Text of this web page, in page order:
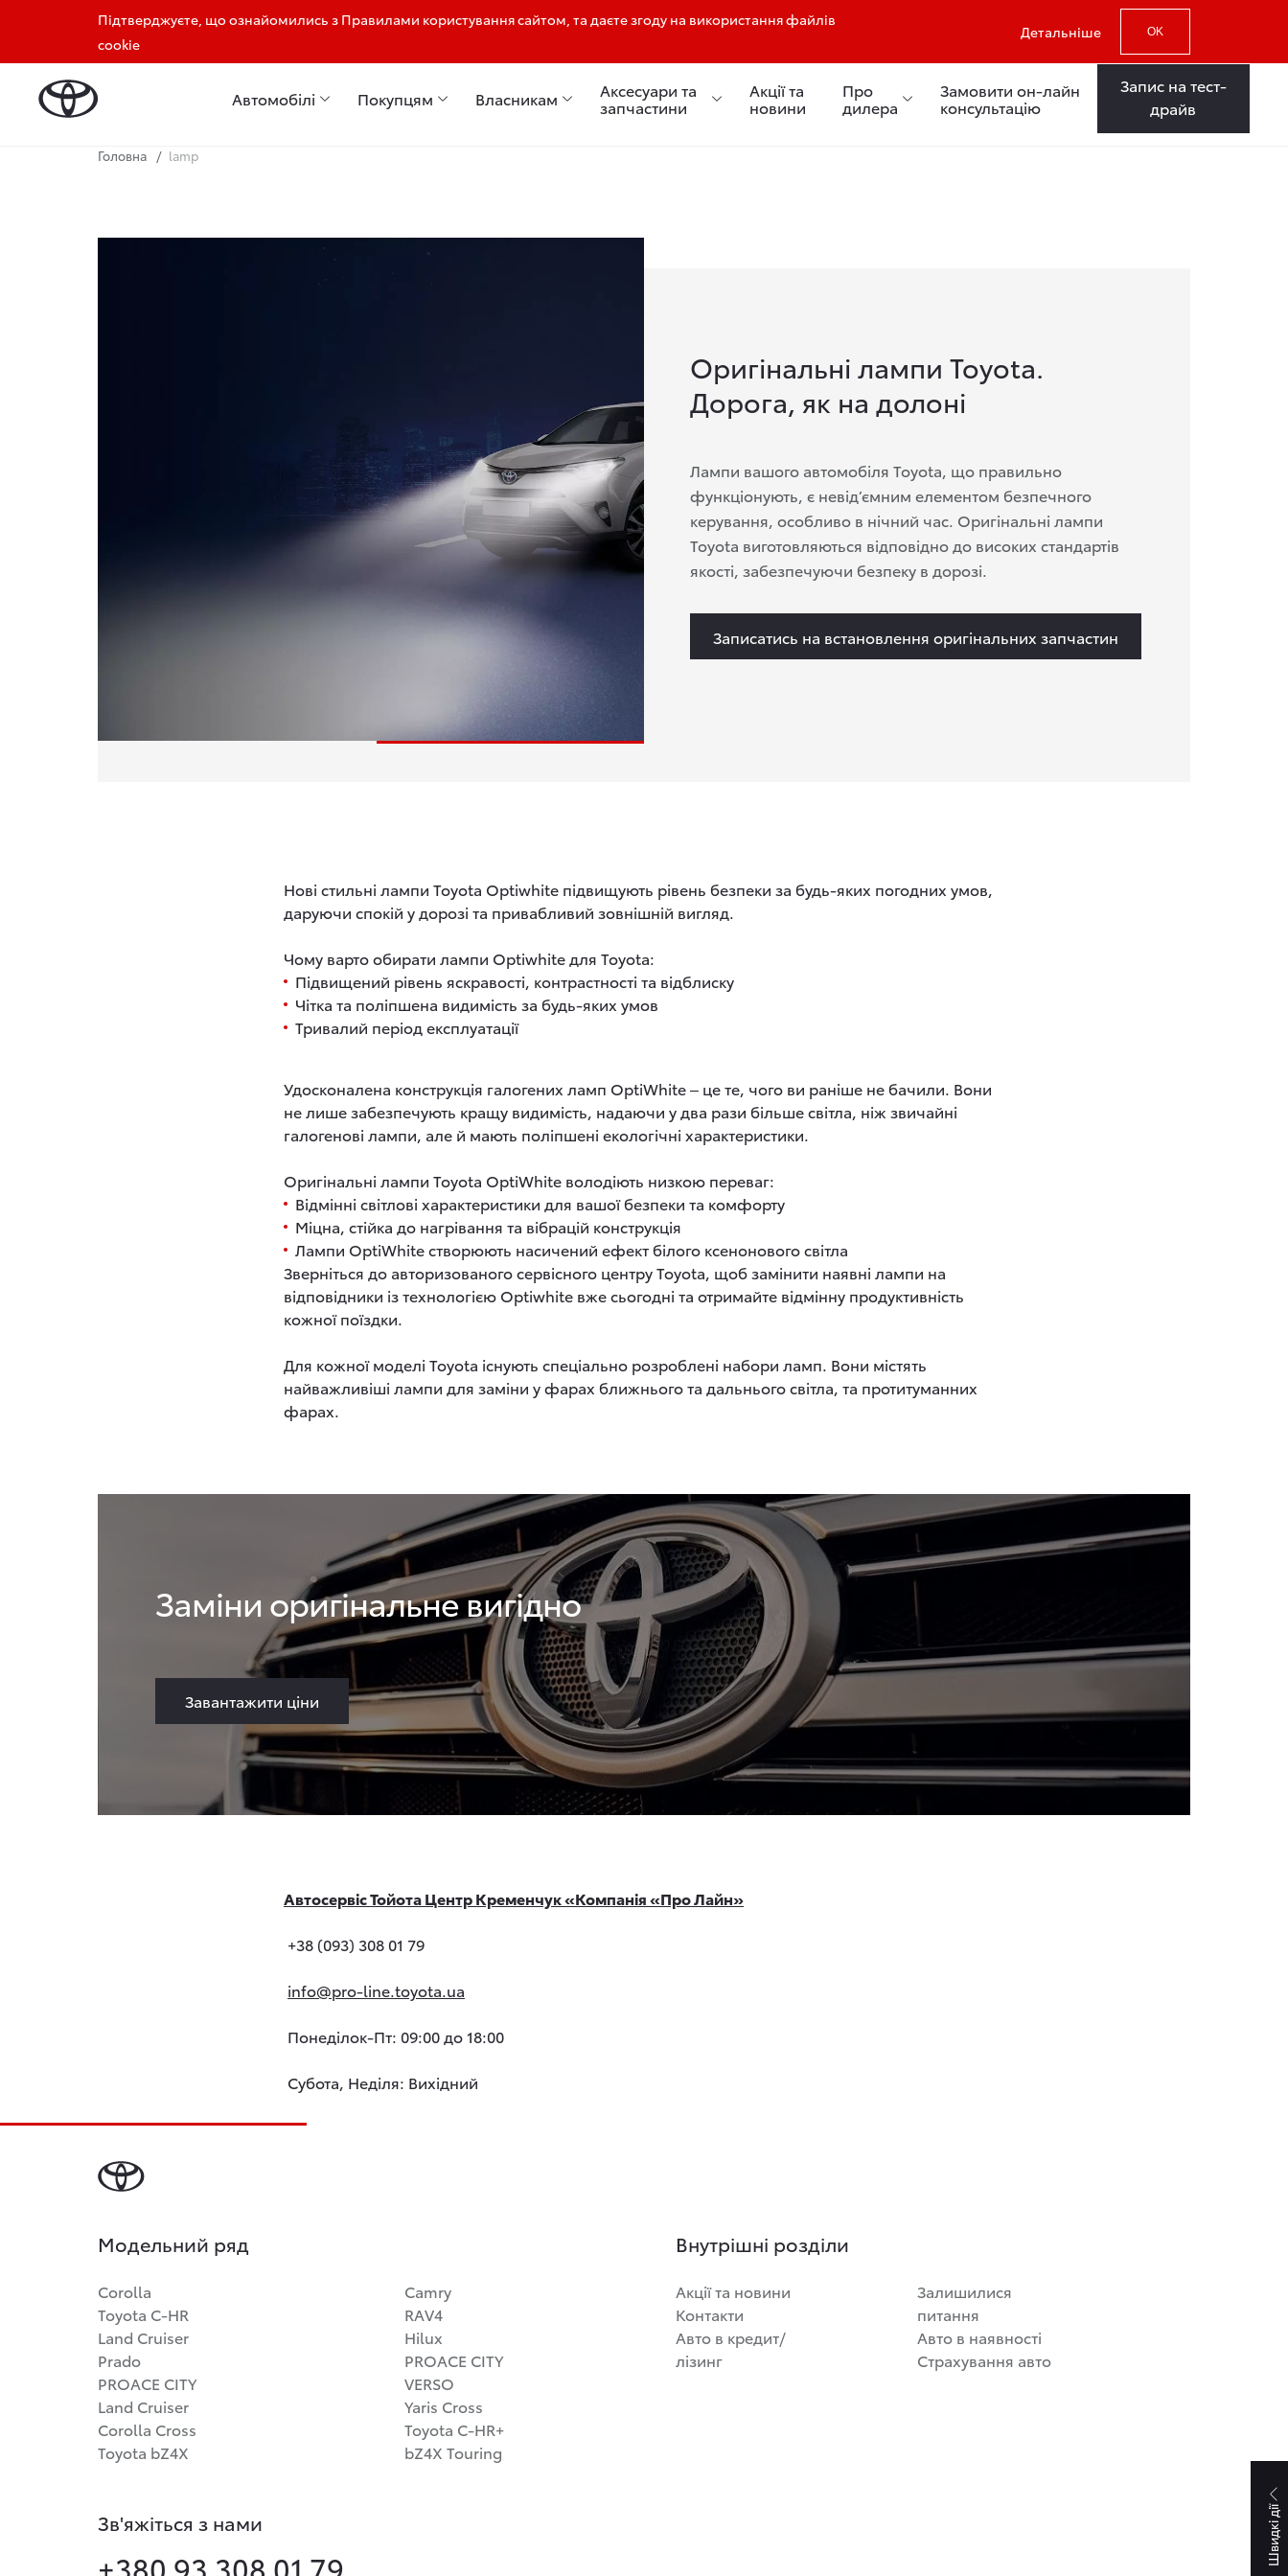
Підтверджуєте, що ознайомились з Правилами користування сайтом, та даєте згоду на використання файлів
cookie
Детальніше OK
+380933080179
Автомобілі Покупцям Власникам Аксесуари та
запчастини
Акції та
новини
Про
дилера
Замовити он-лайн
консультацію
Запис на тест-
драйв
Швидкі дії
Головна lamp
Оригінальні лампи Toyota.
Дорога, як на долоні
Лампи вашого автомобіля Toyota, що правильно
функціонують, є невід’ємним елементом безпечного
керування, особливо в нічний час. Оригінальні лампи
Toyota виготовляються відповідно до високих стандартів
якості, забезпечуючи безпеку в дорозі.
Записатись на встановлення оригінальних запчастин
Нові стильні лампи Toyota Optiwhite підвищують рівень безпеки за будь-яких погодних умов,
даруючи спокій у дорозі та привабливий зовнішній вигляд.
Чому варто обирати лампи Optiwhite для Toyota:
Підвищений рівень яскравості, контрастності та відблиску
Чітка та поліпшена видимість за будь-яких умов
Тривалий період експлуатації
Удосконалена конструкція галогених ламп OptiWhite ‒ це те, чого ви раніше не бачили. Вони
не лише забезпечують кращу видимість, надаючи у два рази більше світла, ніж звичайні
галогенові лампи, але й мають поліпшені екологічні характеристики.
Оригінальні лампи Toyota OptiWhite володіють низкою переваг:
Відмінні світлові характеристики для вашої безпеки та комфорту
Міцна, стійка до нагрівання та вібрацій конструкція
Лампи OptiWhite створюють насичений ефект білого ксенонового світла
Зверніться до авторизованого сервісного центру Toyota, щоб замінити наявні лампи на
відповідники із технологією Optiwhite вже сьогодні та отримайте відмінну продуктивність
кожної поїздки.
Для кожної моделі Toyota існують спеціально розроблені набори ламп. Вони містять
найважливіші лампи для заміни у фарах ближнього та дальнього світла, та протитуманних
фарах.
Заміни оригінальне вигідно
Завантажити ціни
Автосервіс Тойота Центр Кременчук «Компанія «Про Лайн»
+38 (093) 308 01 79
info@pro-line.toyota.ua
Понеділок-Пт: 09:00 до 18:00
Субота, Неділя: Вихідний
Модельний ряд
Corolla
Toyota C-HR
Land Cruiser
Prado
PROACE CITY
Land Cruiser
Corolla Cross
Toyota bZ4X
Camry
RAV4
Hilux
PROACE CITY
VERSO
Yaris Cross
Toyota C-HR+
bZ4X Touring
Внутрішні розділи
Акції та новини
Контакти
Авто в кредит/
лізинг
Залишилися
питання
Авто в наявності
Страхування авто
Зв'яжіться з нами